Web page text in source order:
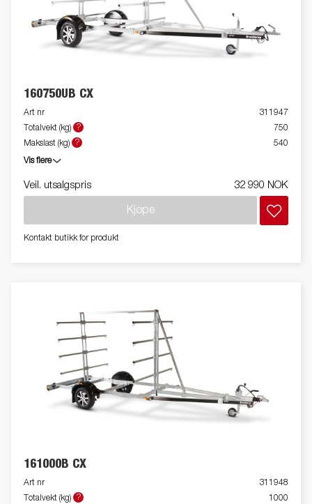
160750UB CX
Art nr
311947
Totalvekt (kg)
?
750
Makslast (kg)
? 540
Vis flere
Veil. utsalgspris 32 990 NOK
Kjøpe
Kontakt butikk for produkt
161000B CX
Art nr
311948
Totalvekt (kg)
?
1000